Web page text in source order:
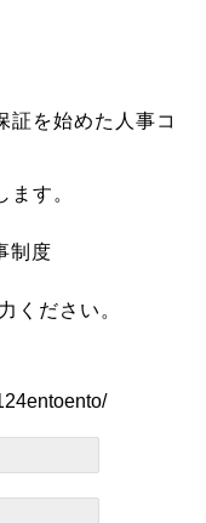
証を始めた 人事コ
す。
ください。